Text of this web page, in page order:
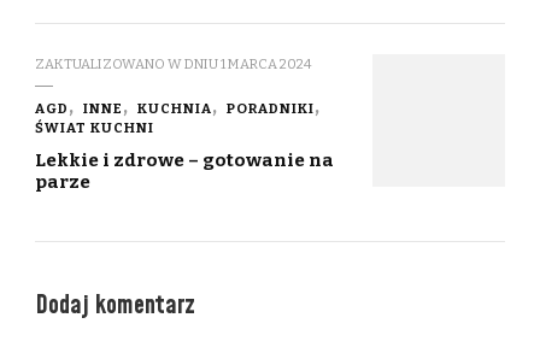
ZAKTUALIZOWANO W DNIU1 MARCA 2024
AGD INNE KUCHNIA
PORADNIKI
ŚWIAT KUCHNI
Lekkie i zdrowe – gotowanie na
parze
Dodaj komentarz